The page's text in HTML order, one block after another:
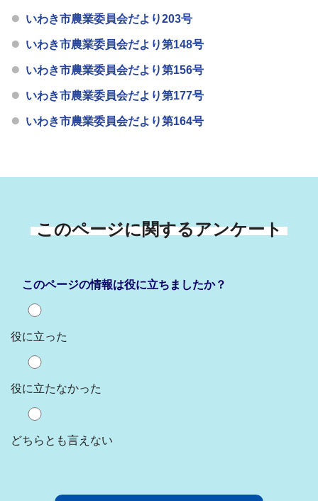
いわき市農業委員会だより203号
いわき市農業委員会だより第148号
いわき市農業委員会だより第156号
いわき市農業委員会だより第177号
いわき市農業委員会だより第164号
このページに関するアンケート
このページの情報は役に立ちましたか？
役に立った
役に立たなかった
どちらとも言えない